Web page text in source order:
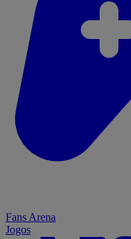
Fans Arena
Jogos